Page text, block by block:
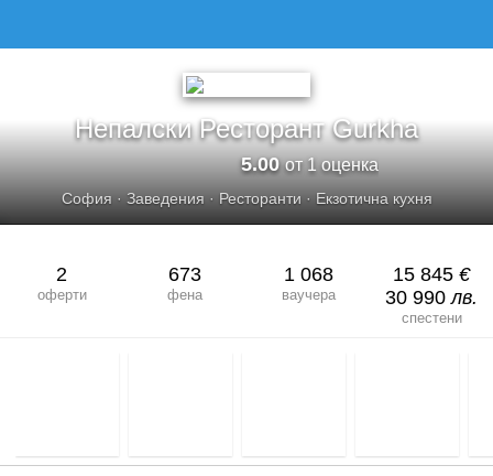
Непалски Ресторант Gurkha
5.00от 1 оценка
София· Заведения· Ресторанти· Екзотична кухня
2
оферти
673
фена
1 068
ваучера
15 845 €
30 990лв.
спестени